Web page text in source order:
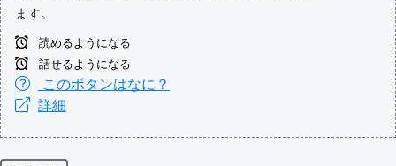
ます。
読めるようになる
話せるようになる
このボタンはなに？
詳細